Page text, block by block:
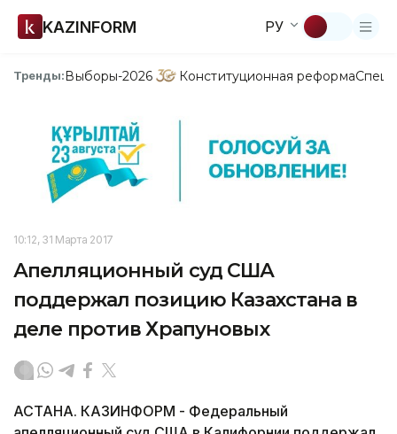
KAZINFORM РУ
Тренды:Выборы-2026 Конституционная реформа
10:12, 31 Марта 2017
Апелляционный суд США
поддержал позицию Казахстана в
деле против Храпуновых
АСТАНА. КАЗИНФОРМ - Федеральный